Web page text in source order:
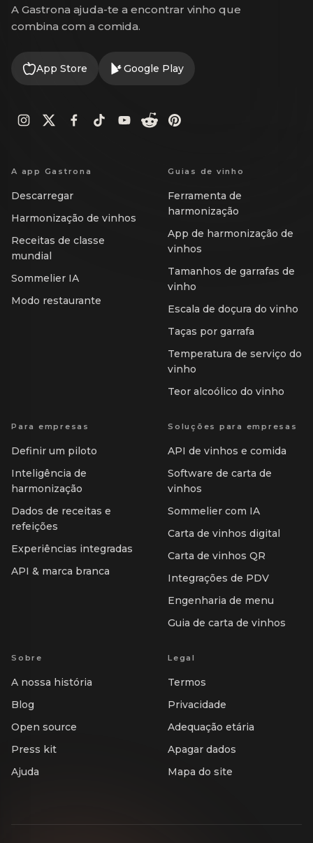
A Gastrona ajuda-te a encontrar vinho que
combina com a comida.
App Store Google Play
A app Gastrona
Descarregar
Harmonização de vinhos
Receitas de classe
mundial
Sommelier IA
Modo restaurante
Guias de vinho
Ferramenta de
harmonização
App de harmonização de
vinhos
Tamanhos de garrafas de
vinho
Escala de doçura do vinho
Taças por garrafa
Temperatura de serviço do
vinho
Teor alcoólico do vinho
Para empresas
Definir um piloto
Inteligência de
harmonização
Dados de receitas e
refeições
Experiências integradas
API & marca branca
Soluções para empresas
API de vinhos e comida
Software de carta de
vinhos
Sommelier com IA
Carta de vinhos digital
Carta de vinhos QR
Integrações de PDV
Engenharia de menu
Guia de carta de vinhos
Sobre
A nossa história
Blog
Open source
Press kit
Ajuda
Legal
Termos
Privacidade
Adequação etária
Apagar dados
Mapa do site